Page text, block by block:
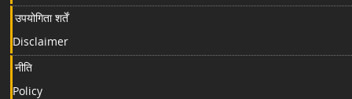
उपयोगिता शर्तें
Disclaimer
नीति
Policy